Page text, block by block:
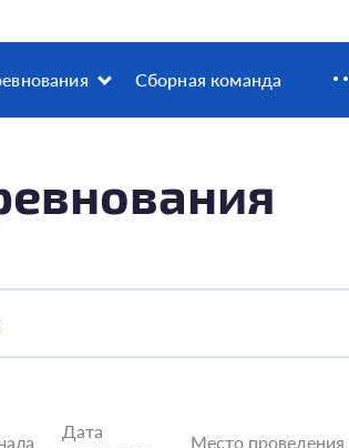
Сборная команда
Дата
Место проведения